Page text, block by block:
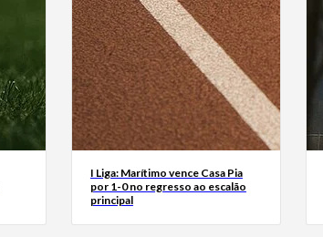
I Liga: Marítimo vence Casa Pia
por 1-0 no regresso ao escalão
principal